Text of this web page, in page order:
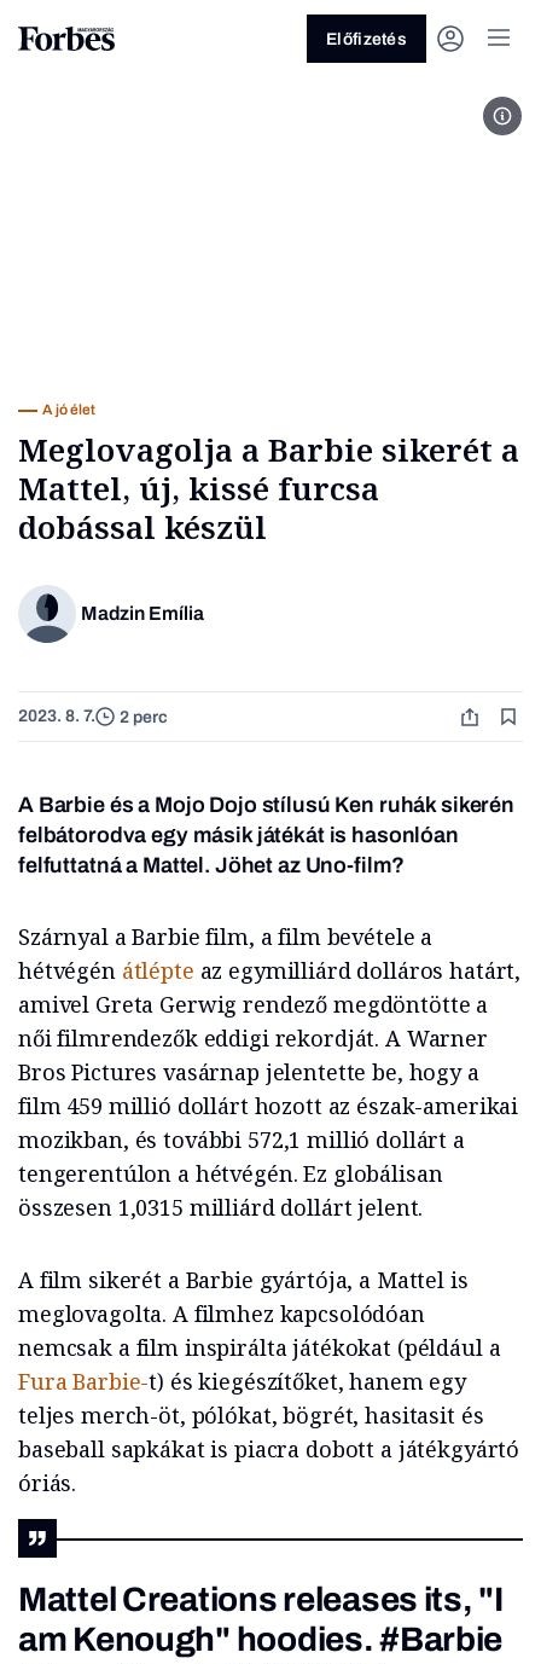
Előfizetés
A jó élet
Meglovagolja a Barbie sikerét a
Mattel, új, kissé furcsa
dobással készül
Madzin Emília
2023. 8. 7. 2 perc
A Barbie és a Mojo Dojo stílusú Ken ruhák sikerén
felbátorodva egy másik játékát is hasonlóan
felfuttatná a Mattel. Jöhet az Uno-film?
Szárnyal a Barbie film, a film bevétele a
hétvégén átlépte az egymilliárd dolláros határt,
amivel Greta Gerwig rendező megdöntötte a
női filmrendezők eddigi rekordját. A Warner
Bros Pictures vasárnap jelentette be, hogy a
film 459 millió dollárt hozott az észak-amerikai
mozikban, és további 572,1 millió dollárt a
tengerentúlon a hétvégén. Ez globálisan
összesen 1,0315 milliárd dollárt jelent.
A film sikerét a Barbie gyártója, a Mattel is
meglovagolta. A filmhez kapcsolódóan
nemcsak a film inspirálta játékokat (például a
Fura Barbie-t) és kiegészítőket, hanem egy
teljes merch-öt, pólókat, bögrét, hasitasit és
baseball sapkákat is piacra dobott a játékgyártó
óriás.
Mattel Creations releases its, "I
am Kenough" hoodies.#Barbie